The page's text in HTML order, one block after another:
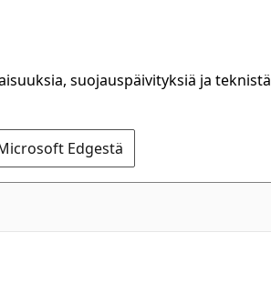
suojauspäivityksiä ja teknistä
Edgestä